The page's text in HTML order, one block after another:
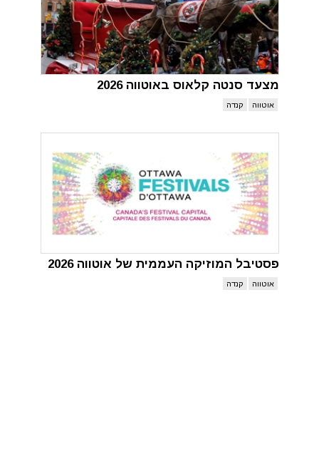
מצעד סנטה קלאוס באוטווה 2026
אוטווה קנדה
פסטיבל המוזיקה העממית של אוטווה 2026
אוטווה קנדה